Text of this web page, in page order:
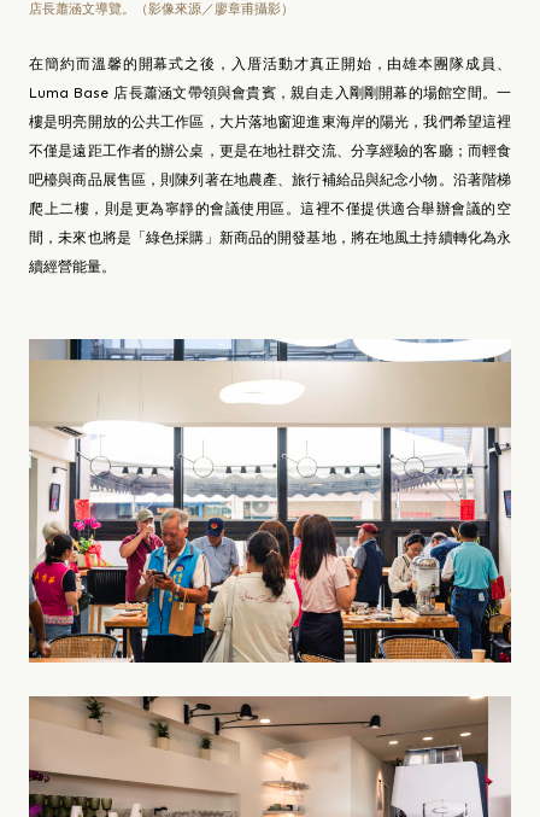
店長蕭涵文導覽。（影像來源／廖章甫攝影）
在簡約而溫馨的開幕式之後，入厝活動才真正開始，由雄本團隊成員、
Luma Base 店長蕭涵文帶領與會貴賓，親自走入剛剛開幕的場館空間。一
樓是明亮開放的公共工作區，大片落地窗迎進東海岸的陽光，我們希望這裡
不僅是遠距工作者的辦公桌，更是在地社群交流、分享經驗的客廳；而輕食
吧檯與商品展售區，則陳列著在地農產、旅行補給品與紀念小物。沿著階梯
爬上二樓，則是更為寧靜的會議使用區。這裡不僅提供適合舉辦會議的空
間，未來也將是「綠色採購」新商品的開發基地，將在地風土持續轉化為永
續經營能量。